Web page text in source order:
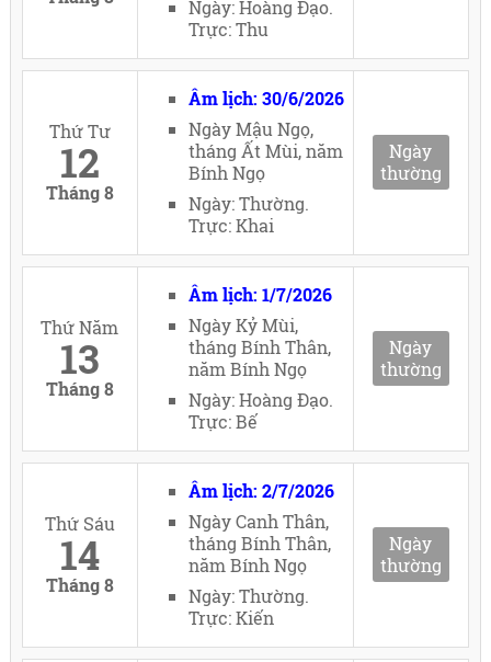
Ngày: Hoàng Đạo.
Trực: Thu
Thứ Tư
12
Tháng 8
Âm lịch: 30/6/2026
Ngày Mậu Ngọ,
tháng Ất Mùi, năm
Bính Ngọ
Ngày: Thường.
Trực: Khai
Ngày
thường
Thứ Năm
13
Tháng 8
Âm lịch: 1/7/2026
Ngày Kỷ Mùi,
tháng Bính Thân,
năm Bính Ngọ
Ngày: Hoàng Đạo.
Trực: Bế
Ngày
thường
Thứ Sáu
14
Tháng 8
Âm lịch: 2/7/2026
Ngày Canh Thân,
tháng Bính Thân,
năm Bính Ngọ
Ngày: Thường.
Trực: Kiến
Ngày
thường